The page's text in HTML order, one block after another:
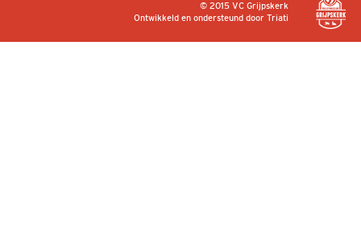
© 2015 VC Grijpskerk
Ontwikkeld en ondersteund doorTriati